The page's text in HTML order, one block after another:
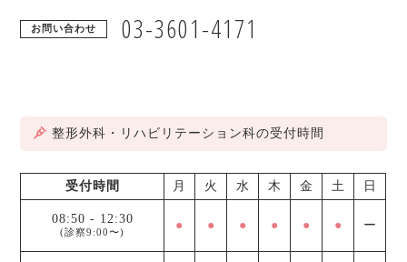
お問い合わせ 03-3601-4171
整形外科・リハビリテーション科の受付時間
受付時間 月 火 水 木 金 土 日
08:50 - 12:30
(診察9:00〜) ● ● ● ● ● ● ー